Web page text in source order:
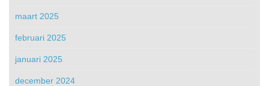
maart 2025
februari 2025
januari 2025
december 2024